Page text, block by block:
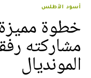
أسود الأطلس
خطوة
مشاركته
المونديال